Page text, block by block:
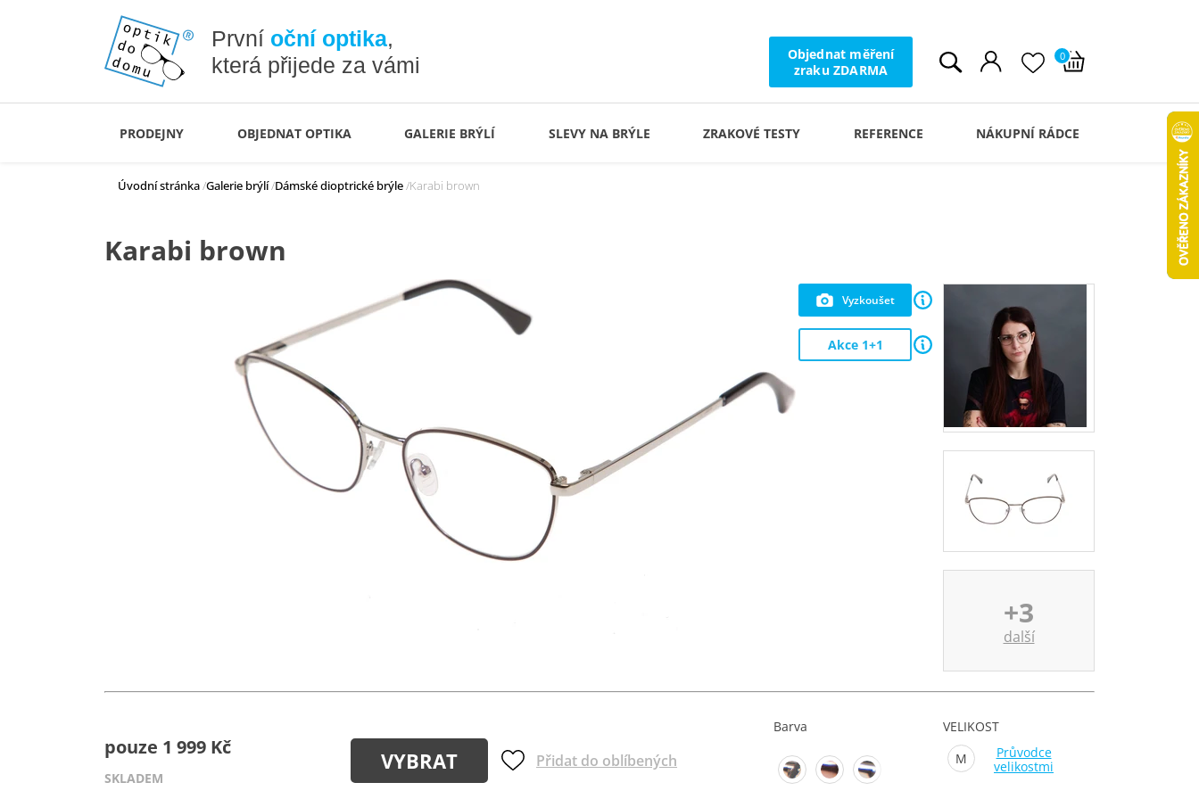
0
Objednat měření
zraku ZDARMA
První oční optika,
která přijede za vámi
PRODEJNY OBJEDNAT OPTIKA GALERIE BRÝLÍ SLEVY NA BRÝLE ZRAKOVÉ TESTY REFERENCE NÁKUPNÍ RÁDCE
Úvodní stránka Galerie brýlí Dámské dioptrické brýle Karabi brown
Karabi brown
Vyzkoušet
Akce 1+1
+3
další
Barva
VYBRAT Přidat do oblíbených
pouze 1 999 Kč
SKLADEM
VELIKOST
M
Průvodce
velikostmi